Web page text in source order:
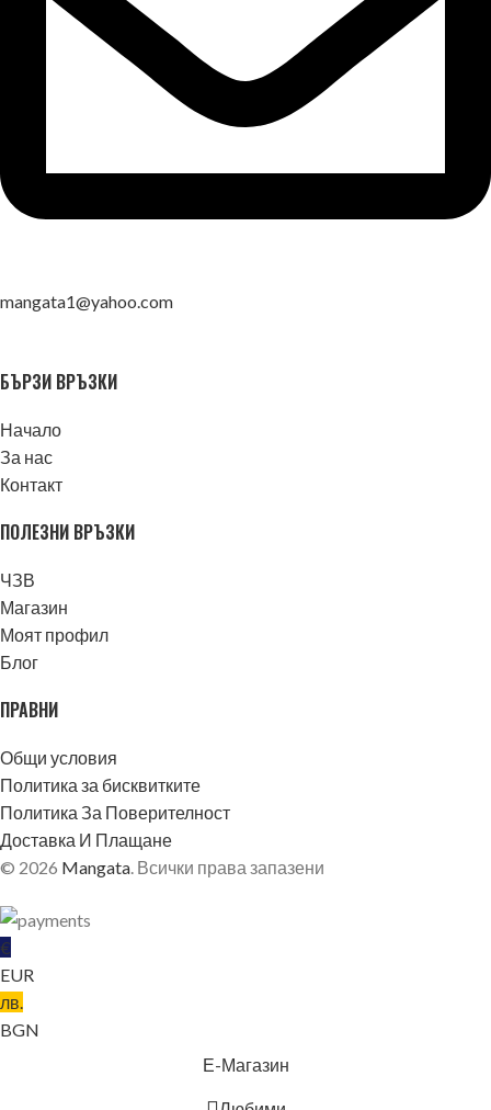
mangata1@yahoo.com
БЪРЗИ ВРЪЗКИ
Начало
За нас
Контакт
ПОЛЕЗНИ ВРЪЗКИ
ЧЗВ
Магазин
Моят профил
Блог
ПРАВНИ
Общи условия
Политика за бисквитките
Политика За Поверителност
Доставка И Плащане
© 2026 Mangata. Всички права запазени
€
EUR
лв.
BGN
Е-Магазин